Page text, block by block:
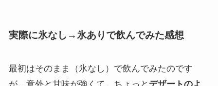
実際に氷なし→氷ありで飲んでみた感想
最初はそのまま（氷なし）で飲んでみたのです